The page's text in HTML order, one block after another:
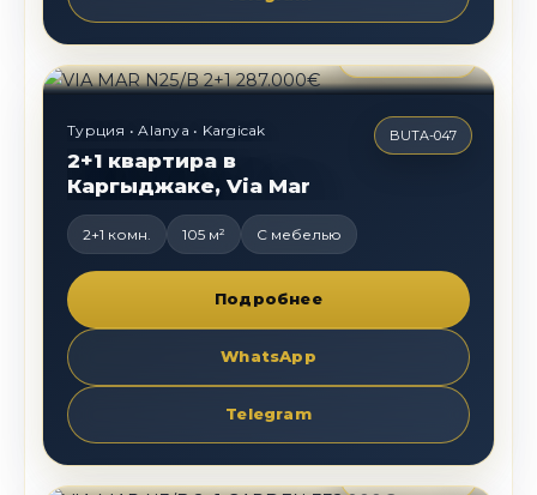
287 000
Турция • Alanya • Kargicak
2+1 квартира в
Каргыджаке, Via Mar
BUTA-047
2+1 комн. 105 м² С мебелью
Подробнее
WhatsApp
Telegram
332 000